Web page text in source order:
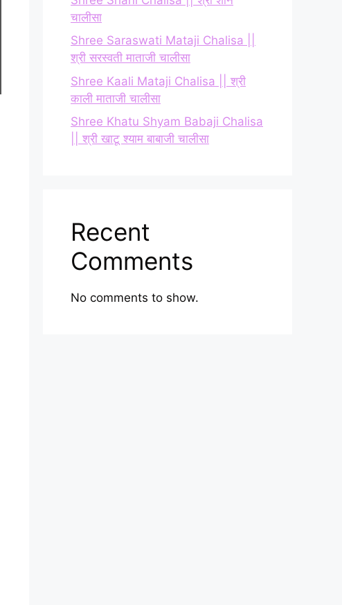
चालीसा
Shree Saraswati Mataji Chalisa ||
श्री सरस्वती माताजी चालीसा
Shree Kaali Mataji Chalisa || श्री
काली माताजी चालीसा
Shree Khatu Shyam Babaji Chalisa
|| श्री खाटू श्याम बाबाजी चालीसा
Recent
Comments
No comments to show.